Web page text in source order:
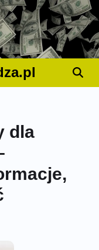
dla